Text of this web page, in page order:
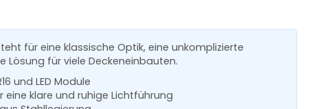
für eine klassische Optik, eine unkomplizierte
Lösung für viele Deckeneinbauten.
und LED Module
klare und ruhige Lichtführung